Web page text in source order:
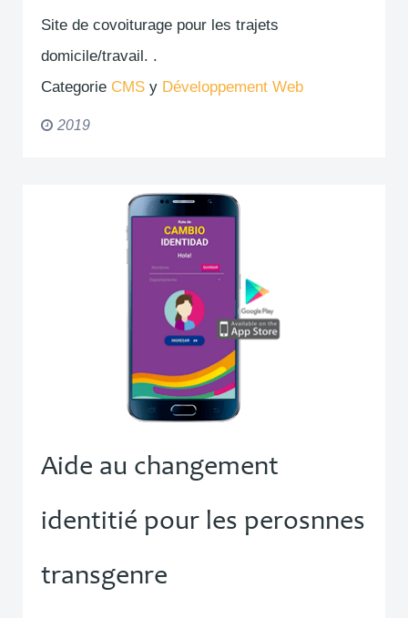
Site de covoiturage pour les trajets
domicile/travail. .
Categorie CMS y Développement Web
2019
Aide au changement
identitié pour les perosnnes
transgenre